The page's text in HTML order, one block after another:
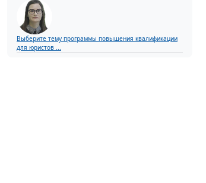
Выберите тему программы повышения квалификации
для юристов ...